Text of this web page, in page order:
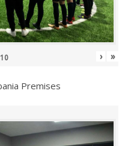
10 › »
Premises